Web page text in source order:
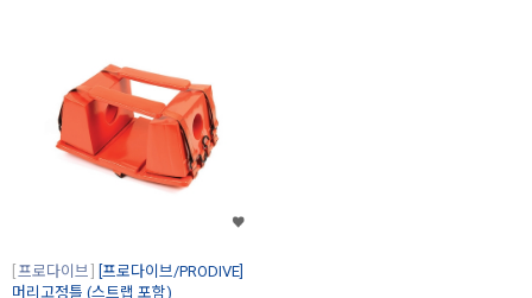
프로다이브
[프로다이브/PRODIVE]
머리고정틀 (스트랩 포함)